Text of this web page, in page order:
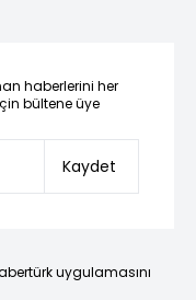
haberlerini her
bültene üye
Kaydet
uygulamasını